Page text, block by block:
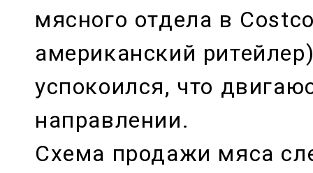
мясного отдела в
американский
успокоился, что
направлении.
Схема продажи мяса